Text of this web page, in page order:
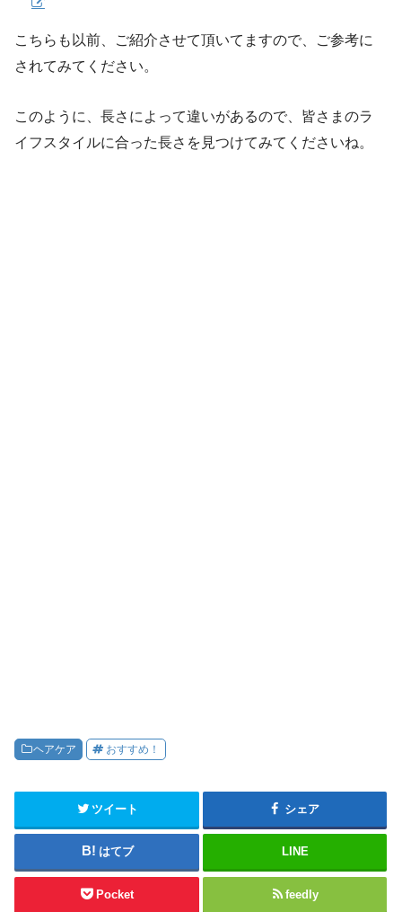
こちらも以前、ご紹介させて頂いてますので、ご参考に
されてみてください。
このように、長さによって違いがあるので、皆さまのラ
イフスタイルに合った長さを見つけてみてくださいね。
ヘアケア おすすめ！
ツイート シェア
はてブ LINE
Pocket feedly